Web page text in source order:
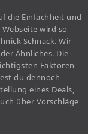
die Einfachheit und
wird so
Schnack. Wir
Ähnliches. Die
Faktoren
du dennoch
eines Deals,
über Vorschläge